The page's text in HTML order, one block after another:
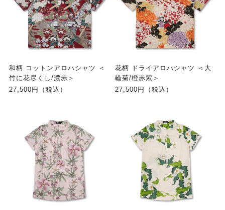
和柄 コットンアロハシャツ ＜
竹に花尽くし/濃赤＞
27,500円（税込）
花柄 ドライアロハシャツ ＜大
輪菊/橙赤紫＞
27,500円（税込）